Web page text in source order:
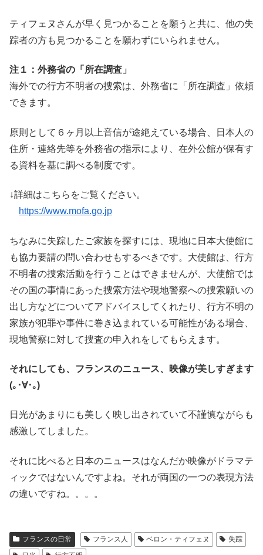
ティフェヌさんが早く見つかることを願うと共に、他の失
踪者の方も見つかることを願わずにいられません。
注１：外務省の「所在調査」
海外での行方不明者の捜索は、外務省に「所在調査」依頼
できます。
原則として６ヶ月以上音信が途絶えている場合、日本人の
住所・連絡先等を外務省の指示により、在外公館が保有す
る資料を基に調べる制度です。
↓詳細はこちらをご覧ください。
https://www.mofa.go.jp
ちなみに失踪したご家族を探すには、現地に日本大使館に
も協力要請の問い合わせもするべきです。大使館は、行方
不明者の捜索活動を行うことはできませんが、大使館では
その国の事情にあった捜索方法や現地警察への捜索願いの
出し方などについてアドバイスしてくれたり、行方不明の
家族が犯罪や事件に巻き込まれている可能性がある場合、
現地警察に対して捜査の申入れをしてもらえます。
それにしても、フランスのニュース、映像が美しすぎます
(｡･∀･｡)
日光があまりにも美しく映し出されていて不謹慎ながらも
感激してしました。
それに比べると日本のニュースはなんだか映像がドラマテ
ィックではないんですよね。それが両国の一つの表現方法
の違いですね。。。。
フランスの日常 フランス人 ベロン・ティフェヌ
失踪